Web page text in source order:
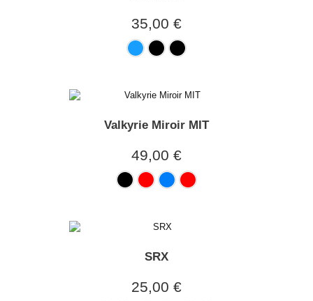
35,00 €
Valkyrie Miroir MIT
49,00 €
SRX
25,00 €